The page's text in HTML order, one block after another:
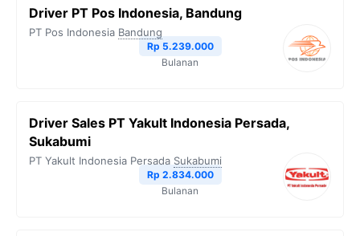
Driver PT Pos Indonesia, Bandung
PT Pos Indonesia Bandung
Rp 5.239.000
Bulanan
Driver Sales PT Yakult Indonesia Persada,
Sukabumi
PT Yakult Indonesia Persada Sukabumi
Rp 2.834.000
Bulanan